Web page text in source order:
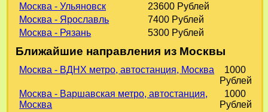
Москва - Ульяновск
23600 Рублей
Москва - Ярославль
7400 Рублей
Москва - Рязань
5300 Рублей
Ближайшие направления из Москвы
Москва - ВДНХ метро, автостанция, Москва
1000
Рублей
Москва - Варшавская метро, автостанция,
Москва
1000
Рублей